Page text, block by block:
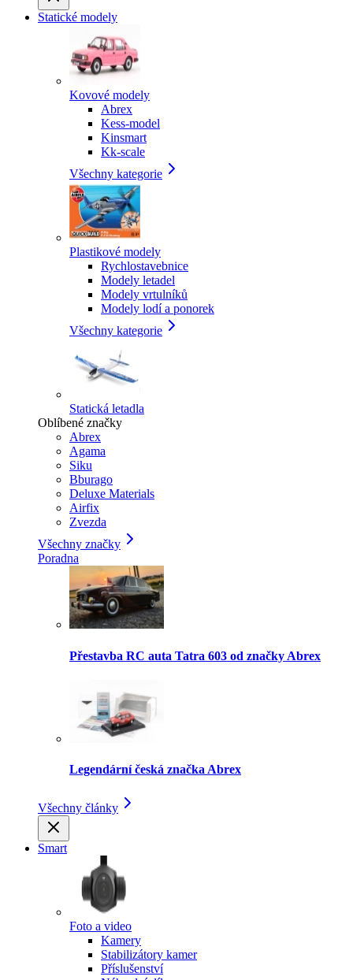
Statické modely
Kovové modely
Abrex
Kess-model
Kinsmart
Kk-scale
Všechny kategorie
Plastikové modely
Rychlostavebnice
Modely letadel
Modely vrtulníků
Modely lodí a ponorek
Všechny kategorie
Statická letadla
Oblíbené značky
Abrex
Agama
Siku
Bburago
Deluxe Materials
Airfix
Zvezda
Všechny značky
Poradna
Přestavba RC auta Tatra 603 od značky Abrex
Legendární česká značka Abrex
Všechny články
Smart
Foto a video
Kamery
Stabilizátory kamer
Příslušenství